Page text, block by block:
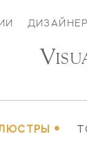
•
V